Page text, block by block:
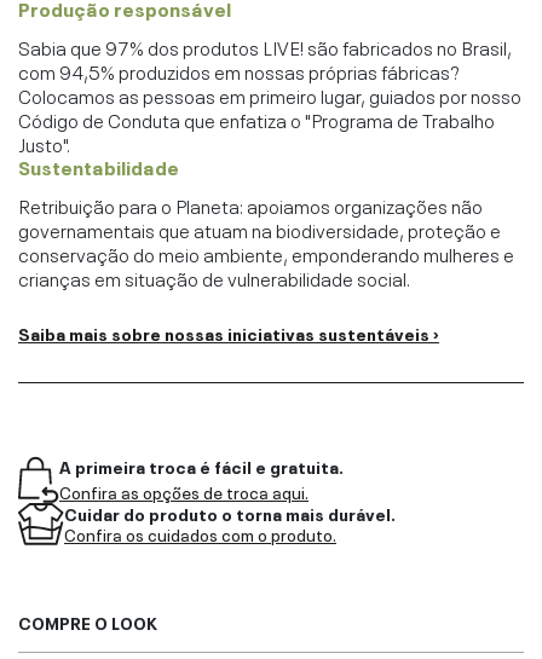
Produção responsável
Sabia que 97% dos produtos LIVE! são fabricados no Brasil,
com 94,5% produzidos em nossas próprias fábricas?
Colocamos as pessoas em primeiro lugar, guiados por nosso
Código de Conduta que enfatiza o "Programa de Trabalho
Justo".
Sustentabilidade
Retribuição para o Planeta: apoiamos organizações não
governamentais que atuam na biodiversidade, proteção e
conservação do meio ambiente, emponderando mulheres e
crianças em situação de vulnerabilidade social.
Saiba mais sobre nossas iniciativas sustentáveis ›
A primeira troca é fácil e gratuita.
Confira as opções de troca aqui.
Cuidar do produto o torna mais durável.
Confira os cuidados com o produto.
COMPRE O LOOK